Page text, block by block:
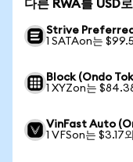
다른 RWA를 USD
Strive Preferred
1 SATAon는
Block (Ondo
1 XYZon는
VinFast Auto
1 VFSon는 $3.17